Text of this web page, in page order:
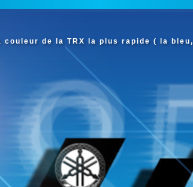
de la TRX la plus rapide ( la bleu,